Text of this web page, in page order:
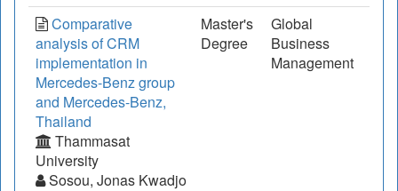
Comparative
analysis of CRM
implementation in
Mercedes-Benz group
and Mercedes-Benz,
Thailand
Thammasat
University
Sosou, Jonas Kwadjo
Master's
Degree
Global
Business
Management